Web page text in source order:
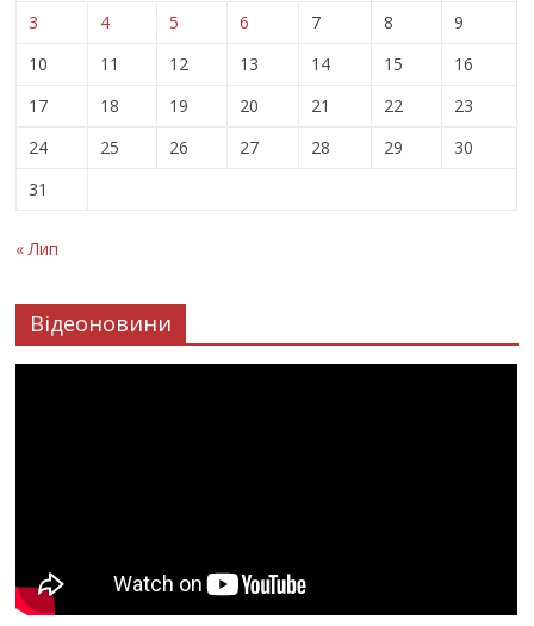
3
4 5 6 7 8
9
10
11 12 13 14 15
16
17
18 19 20 21 22
23
24
25 26 27 28 29
30
31
« Лип
Відеоновини